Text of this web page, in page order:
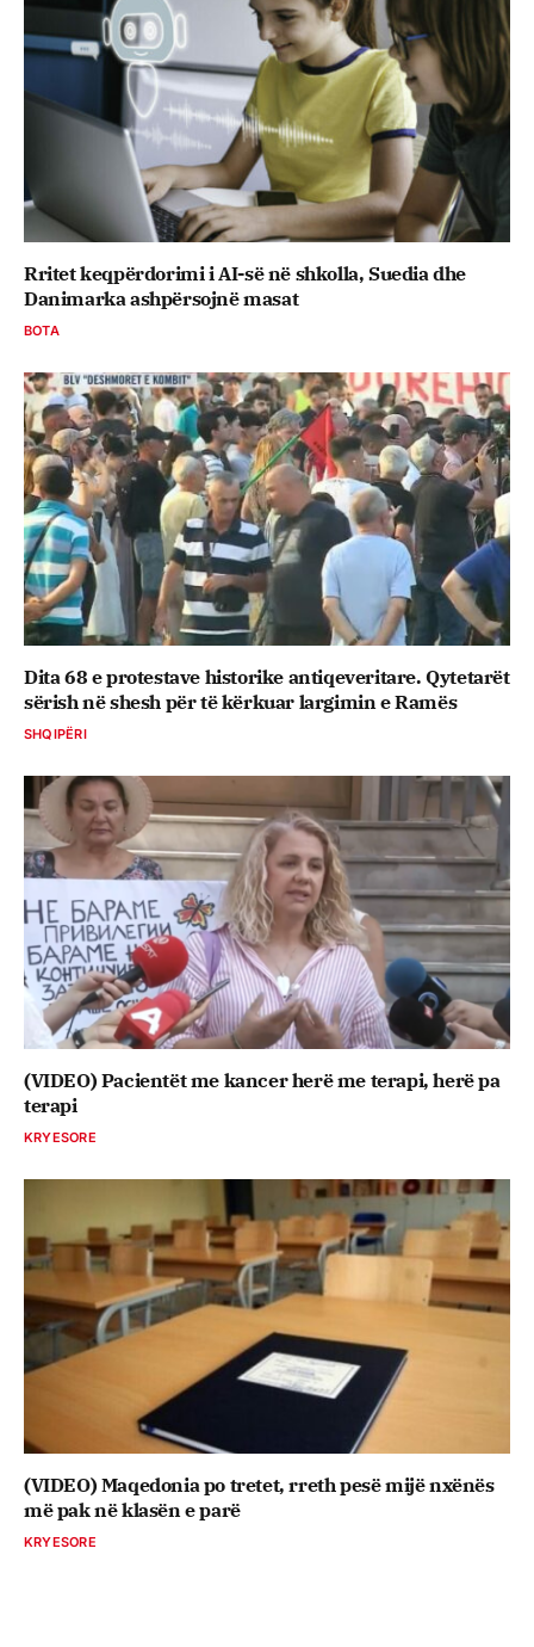
Rritet keqpërdorimi i AI-së në shkolla, Suedia dhe
Danimarka ashpërsojnë masat
BOTA
Dita 68 e protestave historike antiqeveritare. Qytetarët
sërish në shesh për të kërkuar largimin e Ramës
SHQIPËRI
(VIDEO) Pacientët me kancer herë me terapi, herë pa
terapi
KRYESORE
(VIDEO) Maqedonia po tretet, rreth pesë mijë nxënës
më pak në klasën e parë
KRYESORE